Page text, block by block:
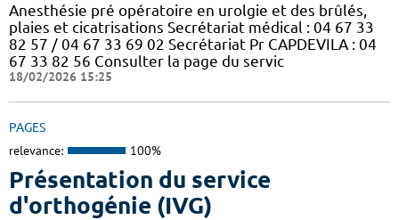
Anesthésie pré opératoire en urolgie et des brûlés,
plaies et cicatrisations Secrétariat médical : 04 67 33
82 57 / 04 67 33 69 02 Secrétariat Pr CAPDEVILA : 04
67 33 82 56 Consulter la page du servic
18/02/2026 15:25
PAGES
relevance: 100%
Présentation du service
d'orthogénie (IVG)